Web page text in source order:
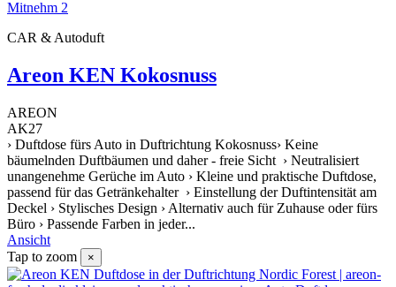
CAR & Autoduft
Areon KEN Kokosnuss
AREON
AK27
› Duftdose fürs Auto in Duftrichtung Kokosnuss› Keine
bäumelnden Duftbäumen und daher - freie Sicht › Neutralisiert
unangenehme Gerüche im Auto › Kleine und praktische Duftdose,
passend für das Getränkehalter › Einstellung der Duftintensität am
Deckel › Stylisches Design › Alternativ auch für Zuhause oder fürs
Büro › Passende Farben in jeder...
Ansicht
Tap to zoom
×